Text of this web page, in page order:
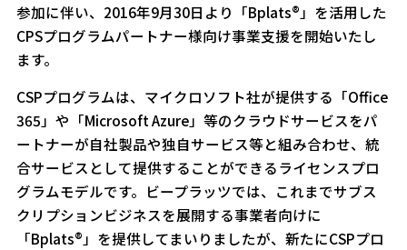
参加に伴い、2016年9月30日より「Bplats®」を活用した
CPSプログラムパートナー様向け事業支援を開始いたし
ます。
CSPプログラムは、マイクロソフト社が提供する「Office
365」や「Microsoft Azure」等のクラウドサービスをパ
ートナーが自社製品や独自サービス等と組み合わせ、統
合サービスとして提供することができるライセンスプロ
グラムモデルです。ビープラッツでは、これまでサブス
クリプションビジネスを展開する事業者向けに
「Bplats®」を提供してまいりましたが、新たにCSPプロ